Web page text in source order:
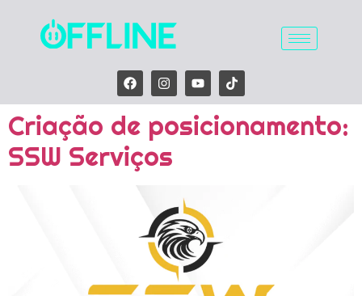
Criação de posicionamento:
SSW Serviços